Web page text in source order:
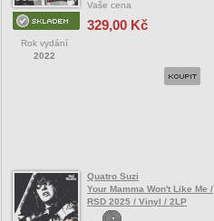
Rok vydání
2022
Vaše cena
329,00 Kč
Quatro Suzi
Your Mamma Won't Like Me /
RSD 2025 / Vinyl / 2LP